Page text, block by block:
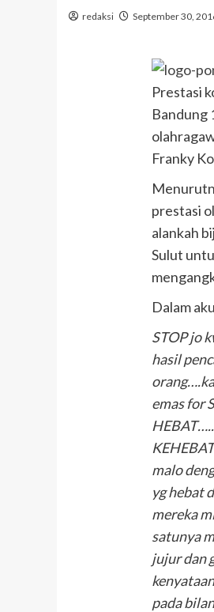
redaksi September 30,
Prestasi
Bandung
Franky
prestasi
alankah
Sulut
Dalam
STOP jo
hasil
emas for
malo
yg hebat
mereka
satunya
jujur dan
pada